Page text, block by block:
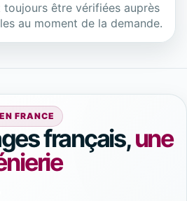
toujours être vérifiées auprès
au moment de la demande.
FRANCE
français,une